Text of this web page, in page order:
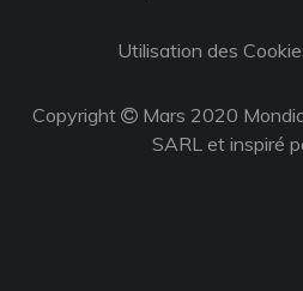
Utilisation des
Copyright
Mars 2020
SARL et inspiré